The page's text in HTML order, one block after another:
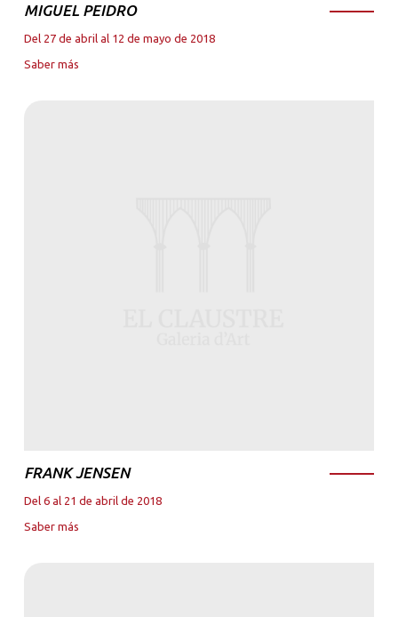
MIGUEL PEIDRO
Del 27 de abril al 12 de mayo de 2018
Saber más
FRANK JENSEN
Del 6 al 21 de abril de 2018
Saber más